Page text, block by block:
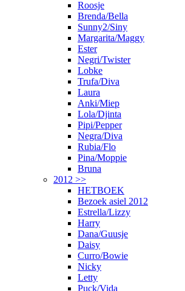
Roosje
Brenda/Bella
Sunny2/Siny
Margarita/Maggy
Ester
Negri/Twister
Lobke
Trufa/Diva
Laura
Anki/Miep
Lola/Djinta
Pipi/Pepper
Negra/Diva
Rubia/Flo
Pina/Moppie
Bruna
2012 >>
HETBOEK
Bezoek asiel 2012
Estrella/Lizzy
Harry
Dana/Guusje
Daisy
Curro/Bowie
Nicky
Letty
Puck/Vida